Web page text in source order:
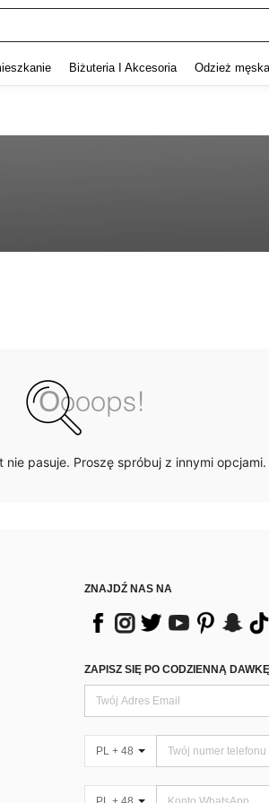
Biżuteria I Akcesoria Odzież męska
nie pasuje. Proszę spróbuj z innymi opcjami.
ZNAJDŹ NAS NA
ZAPISZ SIĘ PO CODZIENNĄ
PL + 48